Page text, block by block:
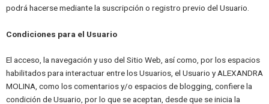
podrá hacerse mediante la suscripción o registro previo del Usuario.
Condiciones para el Usuario
El acceso, la navegación y uso del Sitio Web, así como, por los espacios
habilitados para interactuar entre los Usuarios, el Usuario y ALEXANDRA
MOLINA, como los comentarios y/o espacios de blogging, confiere la
condición de Usuario, por lo que se aceptan, desde que se inicia la